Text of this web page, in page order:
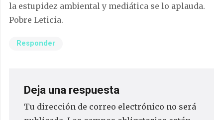
la estupidez ambiental y mediática se lo aplauda.
Pobre Leticia.
Responder
Deja una respuesta
Tu dirección de correo electrónico no será